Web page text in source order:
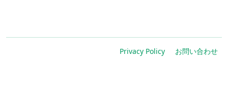
Privacy Policy お問い合わせ